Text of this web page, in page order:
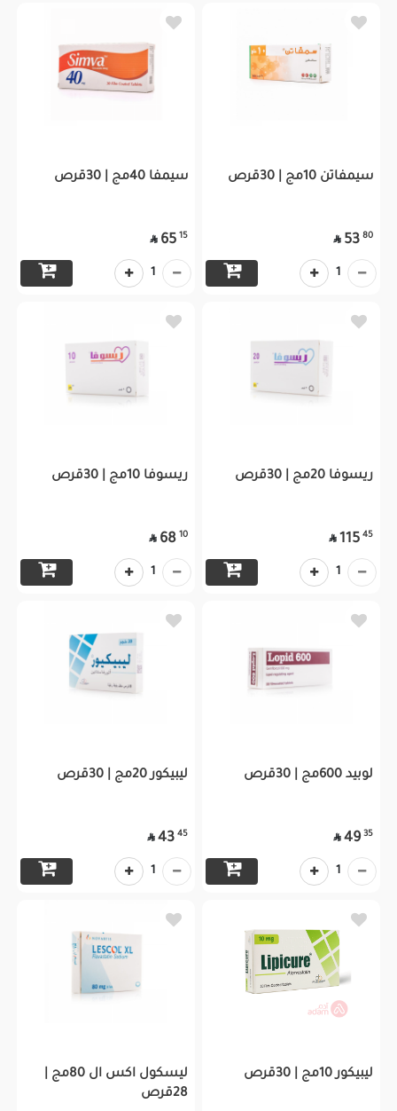
سيمفاتن 10مج | 30قرص
80
53

1
سيمفا 40مج | 30قرص
15
65

1
ريسوفا 20مج | 30قرص
45
115

1
ريسوفا 10مج | 30قرص
10
68

1
لوبيد 600مج | 30قرص
35
49

1
ليبيكور 20مج | 30قرص
45
43

1
ليبيكور 10مج | 30قرص
ليسكول اكس ال 80مج |
28قرص